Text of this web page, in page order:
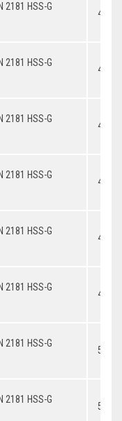
2181 HSS-G
2181 HSS-G
2181 HSS-G
2181 HSS-G
2181 HSS-G
2181 HSS-G
2181 HSS-G
2181 HSS-G